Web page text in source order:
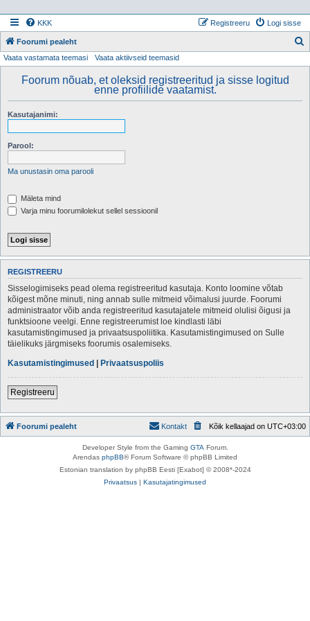
KKK Logi sisse
Registreeru
Foorumi pealeht
Vaata vastamata teemasi Vaata aktiivseid teemasid
Foorum nõuab, et oleksid registreeritud ja sisse logitud
enne profiilide vaatamist.
Kasutajanimi:
Parool:
Ma unustasin oma parooli
Mäleta mind
Varja minu foorumilolekut sellel sessioonil
REGISTREERU
Sisselogimiseks pead olema registreeritud kasutaja. Konto loomine võtab
kõigest mõne minuti, ning annab sulle mitmeid võimalusi juurde. Foorumi
administraator võib anda registreeritud kasutajatele mitmeid olulisi õigusi ja
funktsioone veelgi. Enne registreerumist loe kindlasti läbi
kasutamistingimused ja privaatsuspoliitika. Kasutamistingimused on Sulle
täielikuks järgmiseks foorumis osalemiseks.
Kasutamistingimused | Privaatsuspoliis
Registreeru
Foorumi pealeht Kõik kellaajad on UTC+03:00
Kontakt
Developer Style from the Gaming GTA Forum.
Arendas phpBB® Forum Software © phpBB Limited
Estonian translation by phpBB Eesti [Exabot] © 2008*-2024
Privaatsus | Kasutajatingimused